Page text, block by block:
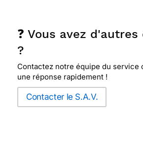
❓ Vous avez
?
Contactez notre équipe du service
une réponse rapidement !
Contacter le S.A.V.